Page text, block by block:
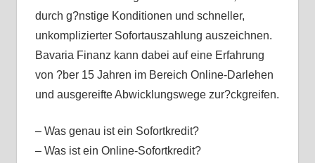
durch g?nstige Konditionen und schneller,
unkomplizierter Sofortauszahlung auszeichnen.
Bavaria Finanz kann dabei auf eine Erfahrung
von ?ber 15 Jahren im Bereich Online-Darlehen
und ausgereifte Abwicklungswege zur?ckgreifen.
– Was genau ist ein Sofortkredit?
– Was ist ein Online-Sofortkredit?